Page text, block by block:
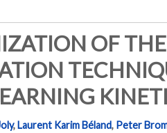
OF
,Laurent Karim Béland, Peter